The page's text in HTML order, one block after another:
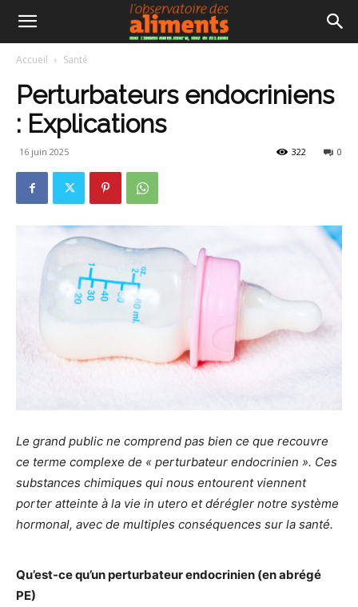
Accueil Santé
Perturbateurs endocriniens
: Explications
16 juin 2025 0
322
Le grand public ne comprend pas bien ce que recouvre
ce terme complexe de « perturbateur endocrinien ». Ces
substances chimiques qui nous entourent viennent
porter atteinte à la vie in utero et dérégler notre système
hormonal, avec de multiples conséquences sur la santé.
Qu’est-ce qu’un perturbateur endocrinien (en abrégé
PE)